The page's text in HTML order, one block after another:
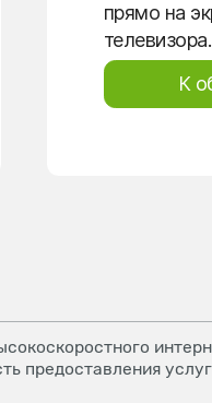
прямо на
телевизора.
К
предоставления